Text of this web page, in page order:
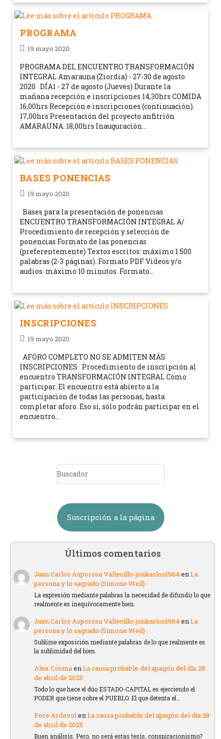
PROGRAMA
19 mayo 2020
PROGRAMA DEL ENCUENTRO TRANSFORMACIÓN
INTEGRAL Amarauna (Ziordia) - 27-30 de agosto
2020 DÍA1 - 27 de agosto (Jueves) Durante la
mañana recepción e inscripciones 14,30hrs COMIDA
16,00hrs Recepción e inscripciones (continuación).
17,00hrs Presentación del proyecto anfitrión
AMARAUNA. 18,00hrs Inauguración…
BASES PONENCIAS
19 mayo 2020
Bases para la presentación de ponencias
ENCUENTRO TRANSFORMACIÓN INTEGRAL A/
Procedimiento de recepción y selección de
ponencias Formato de las ponencias
(preferentemente) Textos escritos: máximo 1.500
palabras (2-3 páginas). Formato PDF Videos y/o
audios: máximo 10 minutos. Formato…
INSCRIPCIONES
19 mayo 2020
AFORO COMPLETO NO SE ADMITEN MÁS
INSCRIPCIONES Procedimiento de inscripción al
encuentro TRANSFORMACIÓN INTEGRAL Cómo
participar. El encuentro está abierto a la
participación de todas las personas, hasta
completar aforo. Eso sí, sólo podrán participar en el
encuentro…
Suscripción a la página
Últimos comentarios
Juan Carlos Asporosa Vallecillo-jonkarlos1964enLa
persona y lo sagrado (Simone Weil)
La expresión mediante palabras la necesidad de difundir lo que
realmente es inequívocamente bien.
Juan Carlos Asporosa Vallecillo-jonkarlos1964enLa
persona y lo sagrado (Simone Weil)
Sublime exposición mediante palabras de lo que realmente es
la sublimidad del bien.
Alex CosmaenLa causa probable del apagón del día 28
de abril de 2025
Todo lo que hace el dúo ESTADO-CAPITAL es ejerciendo el
PODER que tiene sobre el PUEBLO. El que detenta el…
Pere ArdevolenLa causa probable del apagón del día 28
de abril de 2025
Buen análisis. Pero, no será estas tesis, conspiracionismo?